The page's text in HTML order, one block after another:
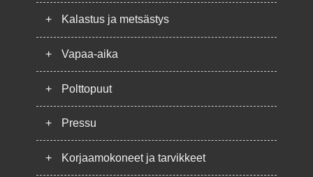
+ Kalastus ja metsästys
+ Vapaa-aika
+ Polttopuut
+ Pressu
+ Korjaamokoneet ja tarvikkeet